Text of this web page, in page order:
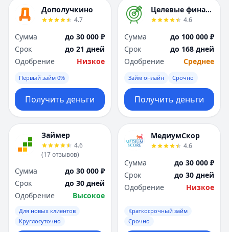
Дополучкино
4.7
Сумма
до 30 000 ₽
Срок
до 21 дней
Одобрение
Низкое
Первый займ 0%
Получить деньги
Целевые финансы
4.6
Сумма
до 100 000 ₽
Срок
до 168 дней
Одобрение
Среднее
Займ онлайн Срочно
Получить деньги
Займер
4.6
(17отзывов)
Сумма
до 30 000 ₽
Срок
до 30 дней
Одобрение
Высокое
Для новых клиентов
Круглосуточно
МедиумСкор
4.6
Сумма
до 30 000 ₽
Срок
до 30 дней
Одобрение
Низкое
Краткосрочный займ
Срочно